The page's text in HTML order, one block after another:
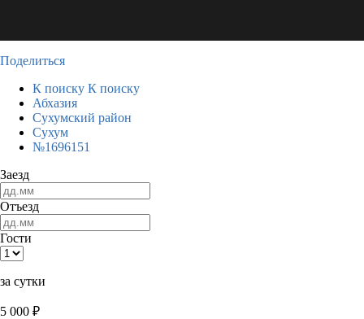
Поделиться
К поиску К поиску
Абхазия
Сухумский район
Сухум
№1696151
Заезд
Отъезд
Гости
за сутки
5 000 ₽